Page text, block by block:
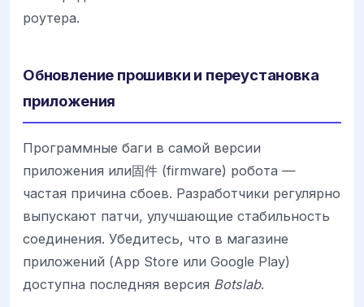
роутера.
Обновление прошивки и переустановка
приложения
Программные баги в самой версии
приложения или固件 (firmware) робота —
частая причина сбоев. Разработчики регулярно
выпускают патчи, улучшающие стабильность
соединения. Убедитесь, что в магазине
приложений (App Store или Google Play)
доступна последняя версия Botslab.